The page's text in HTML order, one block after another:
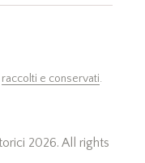
raccolti e conservati.
2026. All rights